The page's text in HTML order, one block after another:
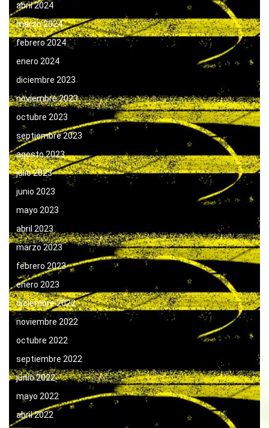
abril 2024
marzo 2024
febrero 2024
enero 2024
diciembre 2023
noviembre 2023
octubre 2023
septiembre 2023
agosto 2023
julio 2023
junio 2023
mayo 2023
abril 2023
marzo 2023
febrero 2023
enero 2023
diciembre 2022
noviembre 2022
octubre 2022
septiembre 2022
junio 2022
mayo 2022
abril 2022